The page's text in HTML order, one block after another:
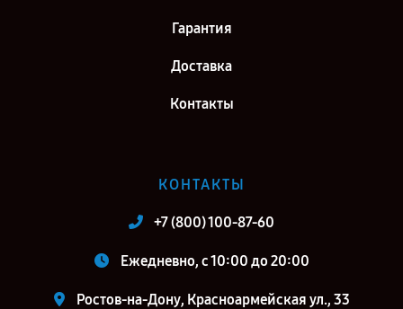
Гарантия
Доставка
Контакты
КОНТАКТЫ
+7 (800) 100-87-60
Ежедневно, с 10:00 до 20:00
Ростов-на-Дону, Красноармейская ул., 33